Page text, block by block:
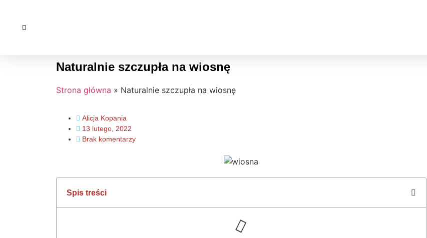
Naturalnie szczupła na wiosnę
Strona główna » Naturalnie szczupła na wiosnę
Alicja Kopania
13 lutego, 2022
Brak komentarzy
Spis treści